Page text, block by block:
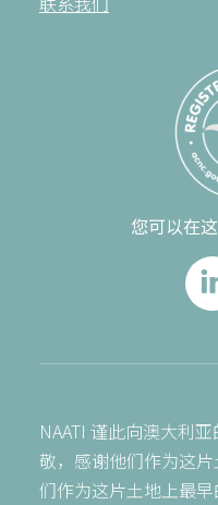
您可以在
NAATI 谨此向澳大利
敬，感谢他们作为这
们作为这片土地上最